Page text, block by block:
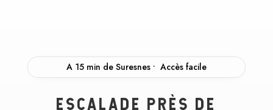
A 15 min de Suresnes • Accès facile
ESCALADE PRÈS DE